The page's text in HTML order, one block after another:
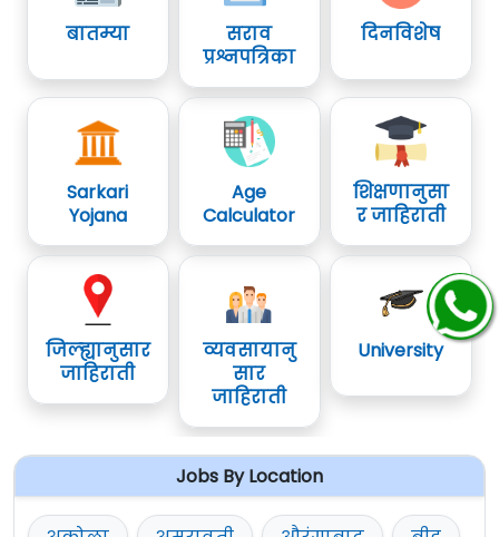
बातम्या
सराव
प्रश्नपत्रिका
दिनविशेष
Sarkari
Yojana
Age
Calculator
शिक्षणानुसा
र जाहिराती
जिल्ह्यानुसार
जाहिराती
व्यवसायानु
सार
जाहिराती
University
Jobs By Location